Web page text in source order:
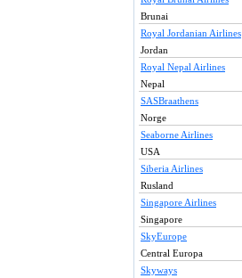
Brunai
Royal Jordanian Airlines
Jordan
Royal Nepal Airlines
Nepal
SASBraathens
Norge
Seaborne Airlines
USA
Siberia Airlines
Rusland
Singapore Airlines
Singapore
SkyEurope
Central Europa
Skyways